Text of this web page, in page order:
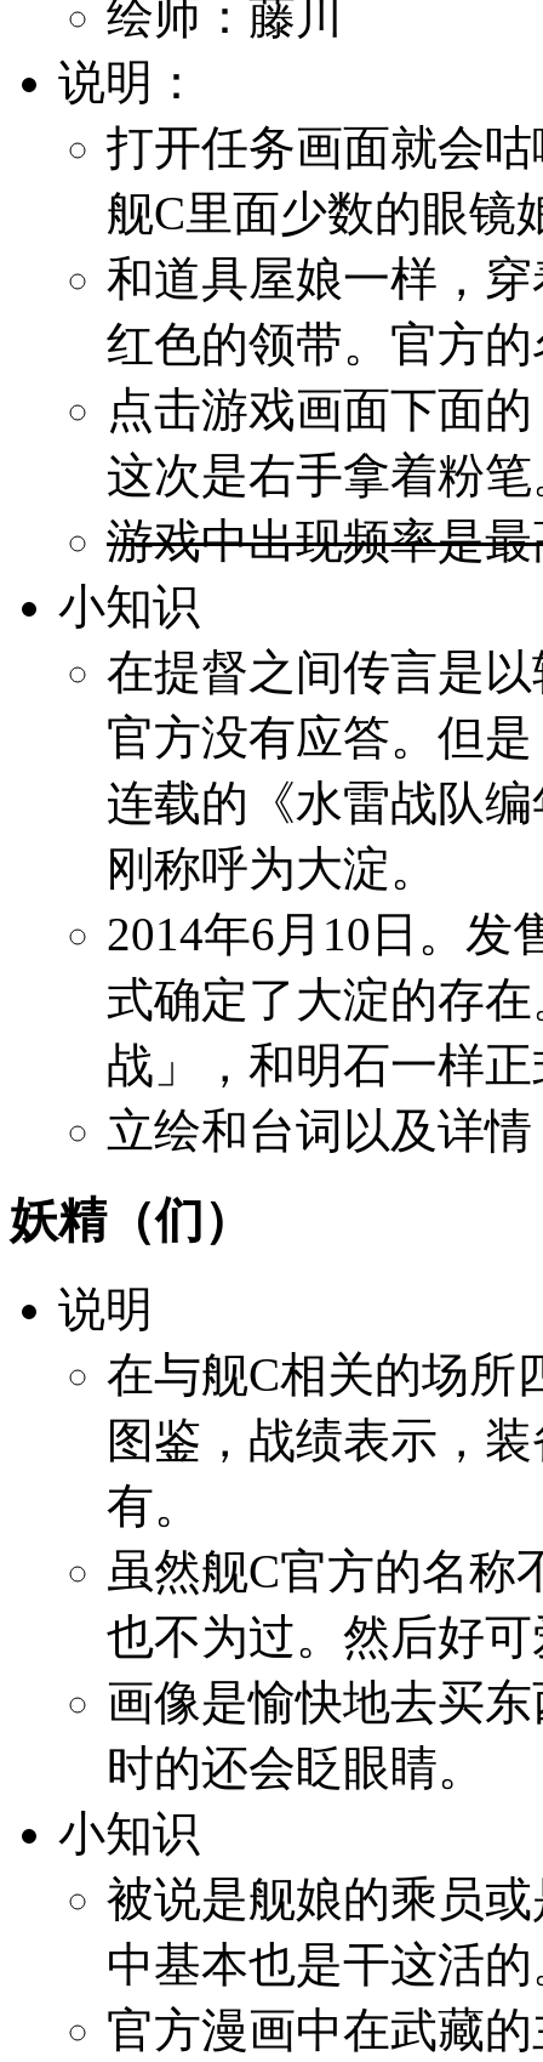
绘师：藤川
说明：
打开任务画面就会
舰C里面少数的眼镜
和道具屋娘一样，
红色的领带。官方
点击游戏画面下面
这次是右手拿着粉
游戏中出现频率是
小知识
在提督之间传言是
官方没有应答。但
连载的《水雷战队
刚称呼为大淀。
2014年6月10日。发
式确定了大淀的存
战」，和明石一样
立绘和台词以及详
妖精（们）
说明
在与舰C相关的场所
图鉴，战绩表示，
有。
虽然舰C官方的名称
也不为过。然后好
画像是愉快地去买
时的还会眨眼睛。
小知识
被说是舰娘的乘员
中基本也是干这活的
官方漫画中在武藏